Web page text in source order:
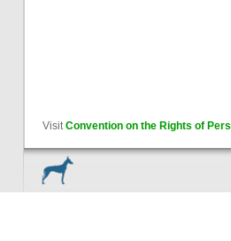
VisitConvention on the Rights of